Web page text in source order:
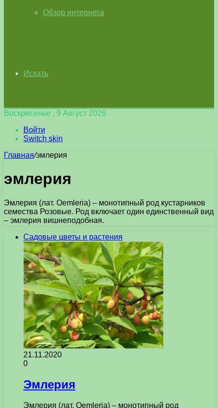
Обзор интернета
Искать
Воскресенье , 9 Август 2026
Войти
Switch skin
Главная/эмлерия
эмлерия
Эмлерия (лат. Oemleria) – монотипный род кустарников
семества Розовые. Род включает один единственный вид
– эмлерия вишнеподобная.
Садовые цветы и растения
21.11.2020
0
Эмлерия
Эмлерия (лат. Oemleria) – монотипный род